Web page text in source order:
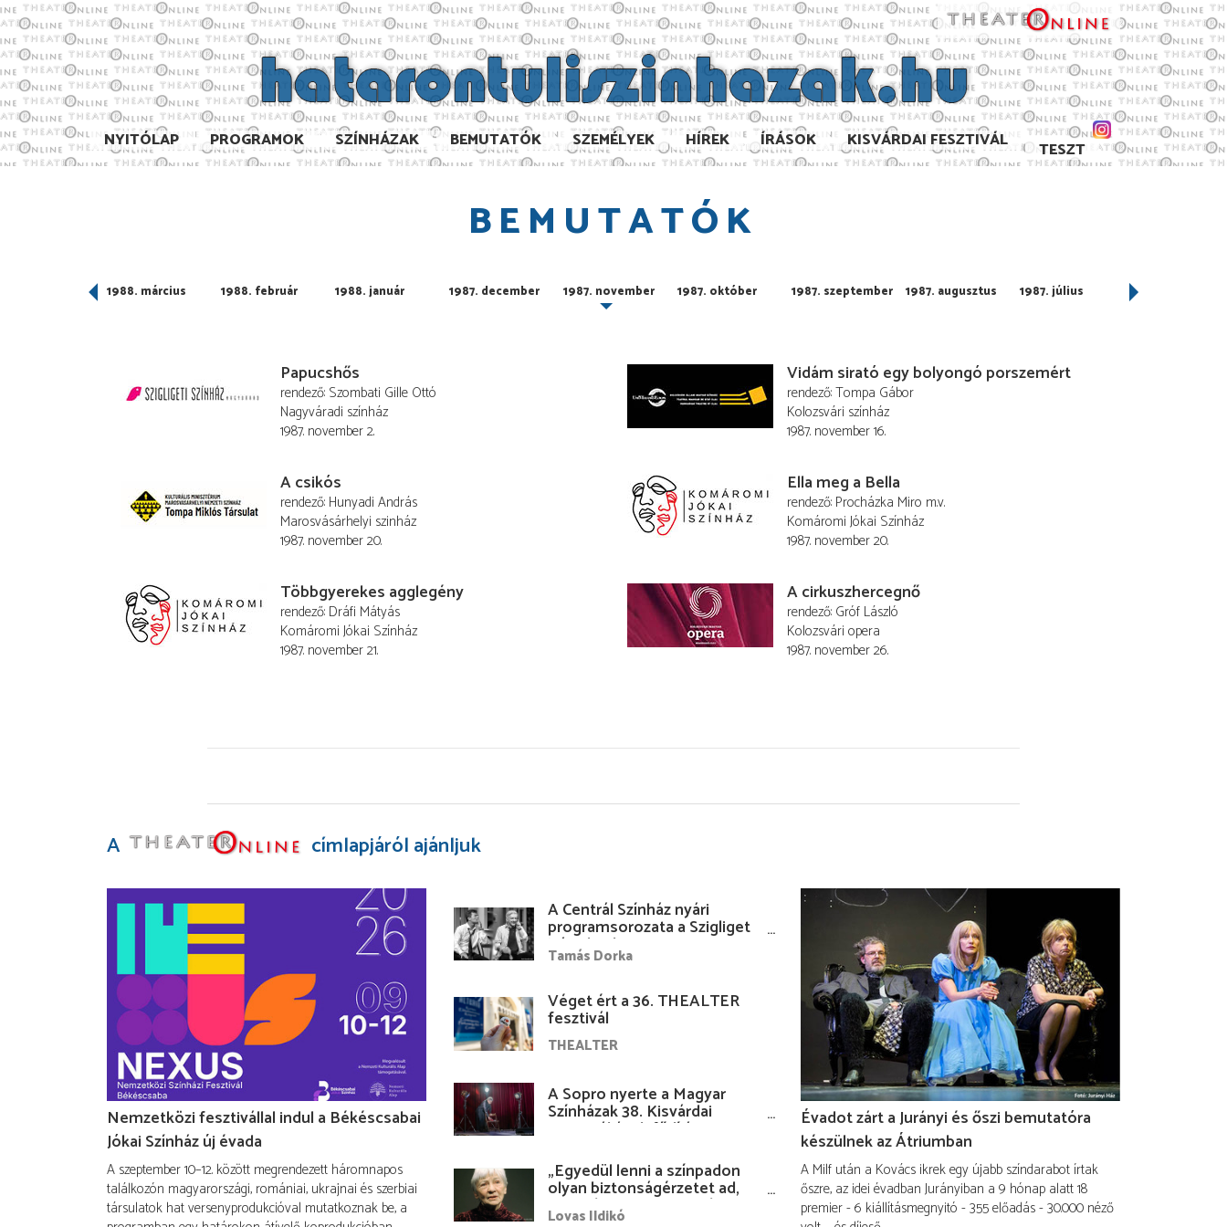
NYITÓLAP PROGRAMOK SZÍNHÁZAK BEMUTATÓK SZEMÉLYEK HÍREK ÍRÁSOK KISVÁRDAI FESZTIVÁL TESZT
BEMUTATÓK
1988. március 1988. február 1988. január 1987. december 1987. november 1987. október 1987. szeptember 1987. augusztus 1987. július 1987. június
Papucshős
rendező Szombati Gille Ottó
Nagyváradi színház
1987. november 2.
Vidám sirató egy bolyongó porszemért
rendező Tompa Gábor
Kolozsvári színház
1987. november 16.
A csikós
rendező Hunyadi András
Marosvásárhelyi szinház
1987. november 20.
Ella meg a Bella
rendező Procházka Miro m.v.
Komáromi Jókai Színház
1987. november 20.
Többgyerekes agglegény
rendező Dráfi Mátyás
Komáromi Jókai Színház
1987. november 21.
A cirkuszhercegnő
rendező Gróf László
Kolozsvári opera
1987. november 26.
A címlapjáról ajánljuk
Nemzetközi fesztivállal indul a Békéscsabai
Jókai Színház új évada
A szeptember 10–12. között megrendezett háromnapos
találkozón magyarországi, romániai, ukrajnai és szerbiai
társulatok hat versenyprodukcióval mutatkoznak be, a
A Centrál Színház nyári
programsorozata a Szigliget
Várudvarban
Tamás Dorka
Véget ért a 36. THEALTER
fesztivál
THEALTER
A Sopro nyerte a Magyar
Színházak 38. Kisvárdai
Fesztiváljának fődíját
„Egyedül lenni a színpadon
olyan biztonságérzetet ad,
hogy lám, mindenki más
Lovas Ildikó
Évadot zárt a Jurányi és őszi bemutatóra
készülnek az Átriumban
A Milf után a Kovács ikrek egy újabb színdarabot írtak
őszre, az idei évadban Jurányiban a 9 hónap alatt 18
premier - 6 kiállításmegnyitó - 355 előadás - 30.000 néző